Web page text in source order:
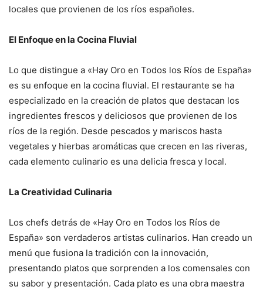
locales que provienen de los ríos españoles.
El Enfoque en la Cocina Fluvial
Lo que distingue a «Hay Oro en Todos los Ríos de España»
es su enfoque en la cocina fluvial. El restaurante se ha
especializado en la creación de platos que destacan los
ingredientes frescos y deliciosos que provienen de los
ríos de la región. Desde pescados y mariscos hasta
vegetales y hierbas aromáticas que crecen en las riveras,
cada elemento culinario es una delicia fresca y local.
La Creatividad Culinaria
Los chefs detrás de «Hay Oro en Todos los Ríos de
España» son verdaderos artistas culinarios. Han creado un
menú que fusiona la tradición con la innovación,
presentando platos que sorprenden a los comensales con
su sabor y presentación. Cada plato es una obra maestra